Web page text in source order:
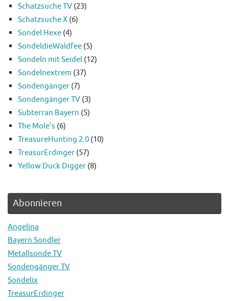
Schatzsuche TV (23)
Schatzsuche X (6)
Sondel Hexe (4)
SondeldieWaldfee (5)
Sondeln mit Seidel (12)
Sondelnextrem (37)
Sondengänger (7)
Sondengänger TV (3)
Subterran Bayern (5)
The Mole’s (6)
TreasureHunting 2.0 (10)
TreasurErdinger (57)
Yellow Duck Digger (8)
Abonnieren
Angelina
Bayern Sondler
Metallsonde.TV
Sondengänger TV
Sondelix
TreasurErdinger